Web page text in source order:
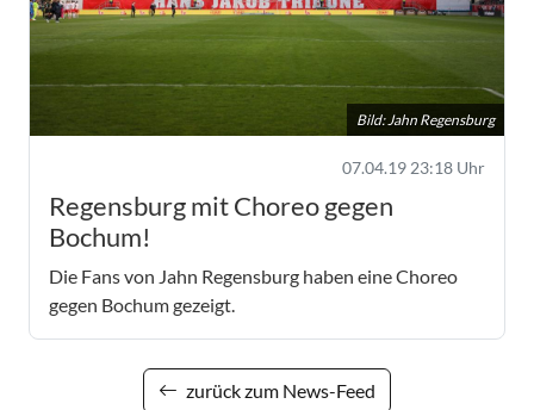
Bild: Jahn Regensburg
07.04.19 23:18 Uhr
Regensburg mit Choreo gegen
Bochum!
Die Fans von Jahn Regensburg haben eine Choreo
gegen Bochum gezeigt.
zurück zum News-Feed